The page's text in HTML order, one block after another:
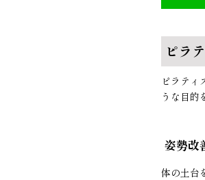
ピラ
ピラティ
うな目的
姿勢改
体の土台